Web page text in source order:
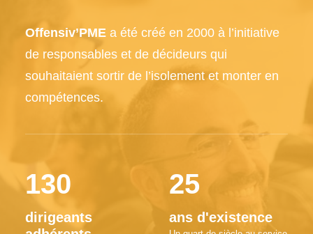
Offensiv’PME a été créé en 2000 à l’initiative
de responsables et de décideurs qui
souhaitaient sortir de l’isolement et monter en
compétences.
130
dirigeants
25
ans d'existence